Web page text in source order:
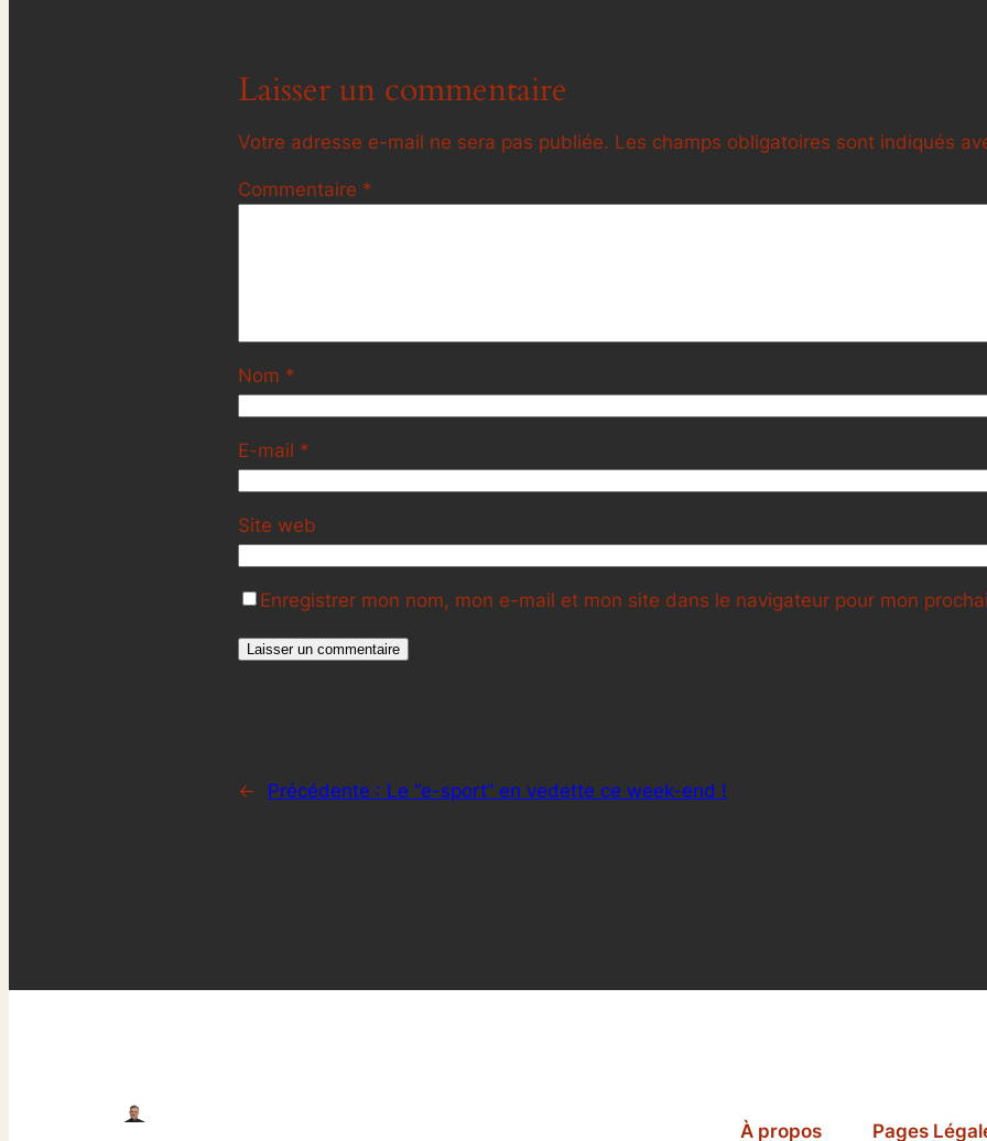
Laisser un commentaire
Votre adresse e-mail ne sera pas publiée. Les champs obligatoires sont indiqués
Commentaire *
Nom *
E-mail *
Site web
Enregistrer mon nom, mon e-mail et mon site dans le navigateur pour mon
← Précédente : Le “e-sport” en vedette ce week-end !
À propos Pages